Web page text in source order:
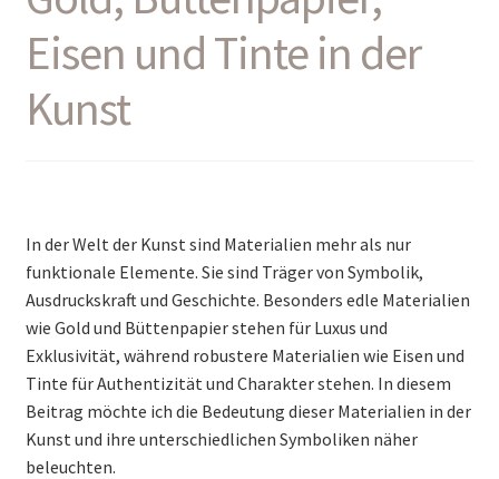
Eisen und Tinte in der
Kunst
In der Welt der Kunst sind Materialien mehr als nur
funktionale Elemente. Sie sind Träger von Symbolik,
Ausdruckskraft und Geschichte. Besonders edle Materialien
wie Gold und Büttenpapier stehen für Luxus und
Exklusivität, während robustere Materialien wie Eisen und
Tinte für Authentizität und Charakter stehen. In diesem
Beitrag möchte ich die Bedeutung dieser Materialien in der
Kunst und ihre unterschiedlichen Symboliken näher
beleuchten.